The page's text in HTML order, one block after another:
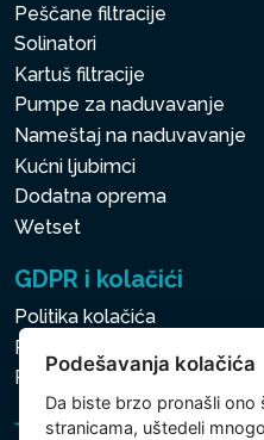
Peščane filtracije
Solinatori
Kartuš filtracije
Pumpe za naduvavanje
Nameštaj na naduvavanje
Kućni ljubimci
Dodatna oprema
Wetset
GDPR i kolačići
Politika kolačića
Politika zaštite ličnih i
Politika kolačića
Podešavanja kolačića
Da biste brzo pronašli ono
stranicama, uštedeli